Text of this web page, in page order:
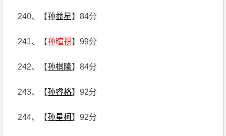
240、【孙益星】84分
241、【孙暄祺】99分
242、【孙棋隆】84分
243、【孙睿格】92分
244、【孙星柯】92分